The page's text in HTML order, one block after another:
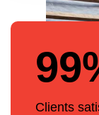
Clients